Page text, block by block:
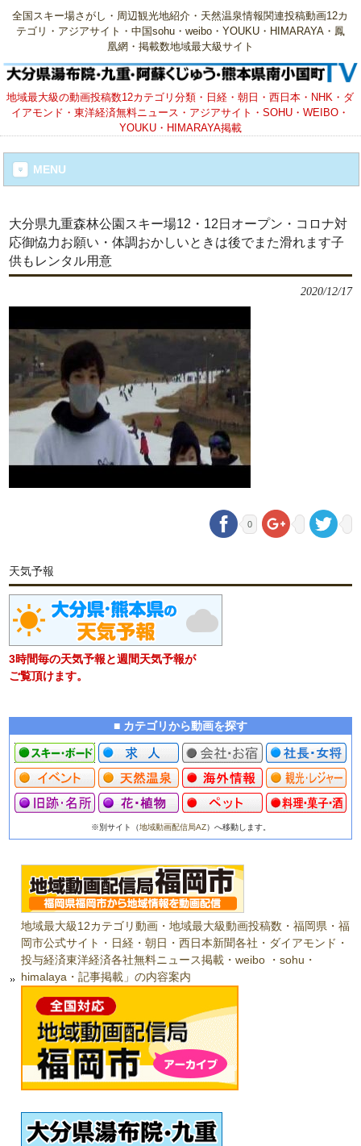
全国スキー場さがし・周辺観光地紹介・天然温泉情報関連投稿動画12カ
テゴリ・アジアサイト・中国sohu・weibo・YOUKU・HIMARAYA・鳳
凰網・掲載数地域最大級サイト
地域最大級の動画投稿数12カテゴリ分類・日経・朝日・西日本・NHK・ダ
イアモンド・東洋経済無料ニュース・アジアサイト・SOHU・WEIBO・
YOUKU・HIMARAYA掲載
MENU
大分県九重森林公園スキー場12・12日オープン・コロナ対
応御恊力お願い・体調おかしいときは後でまた滑れます子
供もレンタル用意
2020/12/17
0
天気予報
3時間毎の天気予報と週間天気予報が
ご覧頂けます。
■ カテゴリから動画を探す
※別サイト（地域動画配信局AZ）へ移動します。
地域最大級12カテゴリ動画・地域最大級動画投稿数・福岡県・福
岡市公式サイト・日経・朝日・西日本新聞各社・ダイアモンド・
投与経済東洋経済各社無料ニュース掲載・weibo ・sohu・
himalaya・記事掲載」の内容案内